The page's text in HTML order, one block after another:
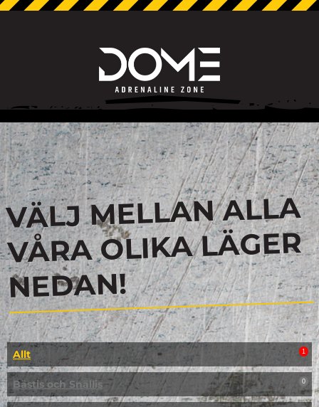
VÄLJ MELLAN ALLA
VÅRA OLIKA LÄGER
NEDAN!
Allt 1
Bästis och Snällis 0